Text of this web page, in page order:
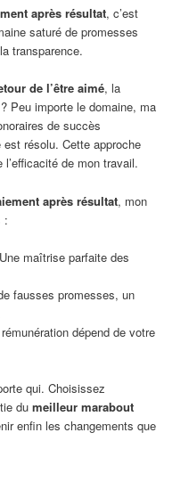
après résultat, c’est
saturé de promesses
transparence.
de l’être aimé, la
Peu importe le domaine, ma
de succès
résolu. Cette approche
de mon travail.
après résultat, mon
:
maîtrise parfaite des
fausses promesses, un
dépend de votre
qui. Choisissez
dumeilleur marabout
enfin les changements que